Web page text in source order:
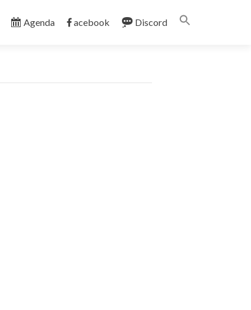
Agenda acebook Discord